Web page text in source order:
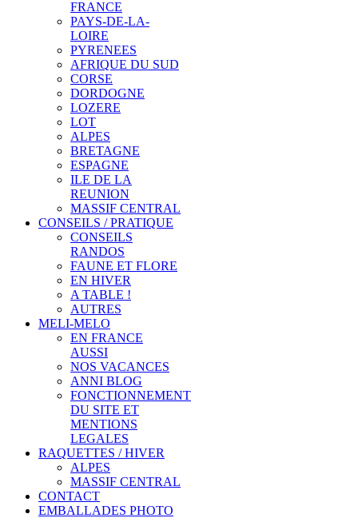
FRANCE
PAYS-DE-LA-
LOIRE
PYRENEES
AFRIQUE DU SUD
CORSE
DORDOGNE
LOZERE
LOT
ALPES
BRETAGNE
ESPAGNE
ILE DE LA
REUNION
MASSIF CENTRAL
CONSEILS / PRATIQUE
CONSEILS
RANDOS
FAUNE ET FLORE
EN HIVER
A TABLE !
AUTRES
MELI-MELO
EN FRANCE
AUSSI
NOS VACANCES
ANNI BLOG
FONCTIONNEMENT
DU SITE ET
MENTIONS
LEGALES
RAQUETTES / HIVER
ALPES
MASSIF CENTRAL
CONTACT
EMBALLADES PHOTO